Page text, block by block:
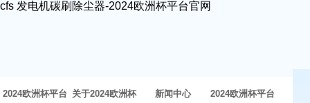
cfs 发电机碳刷除尘器-2024欧洲杯平台官网
2024欧洲杯平台 关于2024欧洲杯 新闻中心 2024欧洲杯平台